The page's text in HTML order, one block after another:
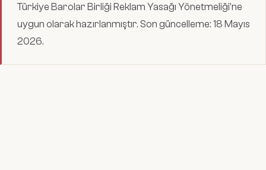
Türkiye Barolar Birliği Reklam Yasağı Yönetmeliği'ne
uygun olarak hazırlanmıştır. Son güncelleme: 18 Mayıs
2026.